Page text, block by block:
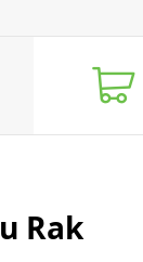
Rak